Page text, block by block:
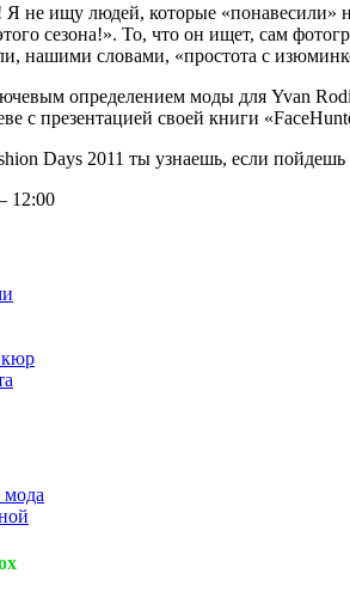
не ищу людей, которые «понавесили»
сезона!». То, что он ищет, сам
нашими словами, «простота с
определением моды для Yvan
с презентацией своей книги
Days 2011 ты узнаешь, если
12:00